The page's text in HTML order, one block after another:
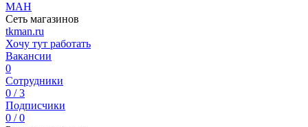
МАН
Сеть магазинов
tkman.ru
Хочу тут работать
Вакансии
0
Сотрудники
0 / 3
Подписчики
0 / 0